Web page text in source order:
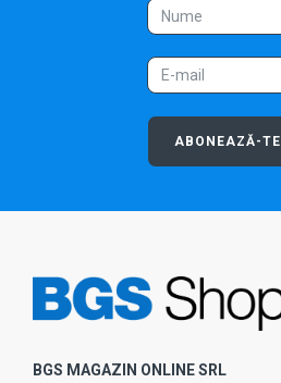
ABONEAZĂ-TE
BGS MAGAZIN ONLINE SRL